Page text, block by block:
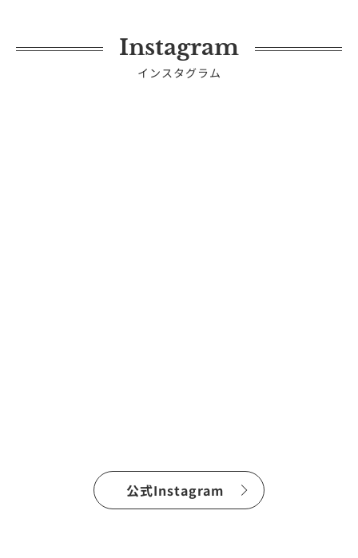
Instagram
インスタグラム
公式Instagram